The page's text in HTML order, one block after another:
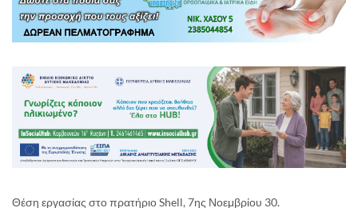
Θέση εργασίας στο πρατήριο Shell, 7ης Νοεμβρίου 30.